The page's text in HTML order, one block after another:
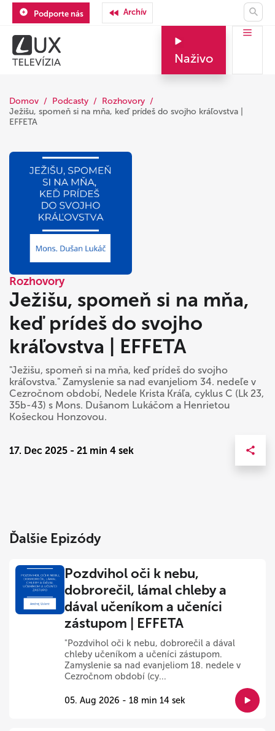
Podporte nás Archív
Naživo
Domov Podcasty
Rozhovory
Ježišu, spomeň si na mňa, keď prídeš do svojho kráľovstva |
EFFETA
Rozhovory
Ježišu, spomeň si na mňa,
keď prídeš do svojho
kráľovstva | EFFETA
"Ježišu, spomeň si na mňa, keď prídeš do svojho
kráľovstva." Zamyslenie sa nad evanjeliom 34. nedeľe v
Cezročnom období, Nedele Krista Kráľa, cyklus C (Lk 23,
35b-43) s Mons. Dušanom Lukáčom a Henrietou
Košeckou Honzovou.
17. Dec 2025 - 21 min 4 sek
Ďalšie Epizódy
Pozdvihol oči k nebu,
dobrorečil, lámal chleby a
dával učeníkom a učeníci
zástupom | EFFETA
"Pozdvihol oči k nebu, dobrorečil a dával
chleby učeníkom a učeníci zástupom.
Zamyslenie sa nad evanjeliom 18. nedele v
Cezročnom období (cy...
05. Aug 2026 - 18 min 14 sek